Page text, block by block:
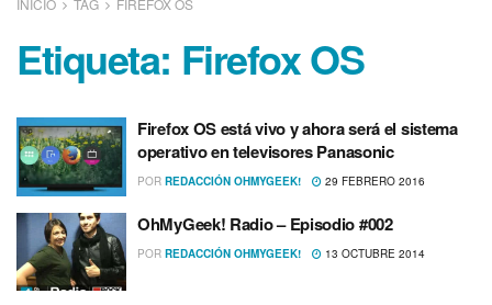
INICIO TAG FIREFOX OS
Etiqueta: Firefox OS
Firefox OS está vivo y ahora será el sistema
operativo en televisores Panasonic
POR REDACCIÓN OHMYGEEK! 29 FEBRERO 2016
OhMyGeek! Radio – Episodio #002
POR REDACCIÓN OHMYGEEK! 13 OCTUBRE 2014